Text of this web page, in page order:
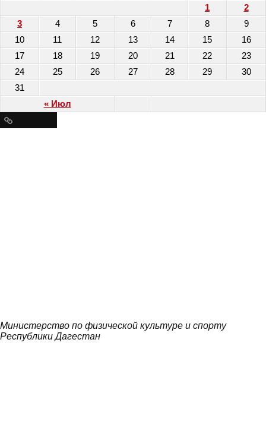
« Июл
1
2
3
4 5 6 7 8
9
10
11 12 13 14 15
16
17
18 19 20 21 22
23
24
25 26 27 28 29
30
31
Министерство по физической культуре и спорту
Республики Дагестан